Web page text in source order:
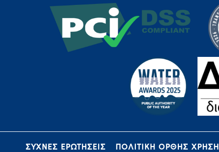
ΣΥΧΝΕΣ ΕΡΩΤΗΣΕΙΣ
ΠΟΛΙΤΙΚΗ ΟΡΘΗΣ